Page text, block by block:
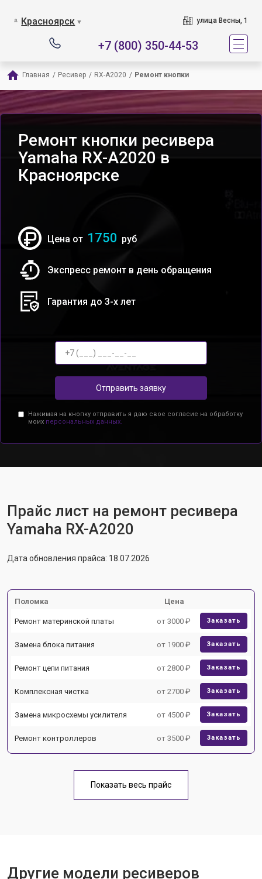
Красноярск ▼ улица Весны, 1
+7 (800) 350-44-53
Главная / Ресивер / RX-A2020 / Ремонт кнопки
Ремонт кнопки ресивера
Yamaha RX-A2020 в
Красноярске
Цена от 1750 руб
Экспресс ремонт в день обращения
Гарантия до 3-х лет
Отправить заявку
Нажимая на кнопку отправить я даю свое согласие на обработку
моих персональных данных.
Прайс лист на ремонт ресивера
Yamaha RX-A2020
Дата обновления прайса: 18.07.2026
Поломка Цена
Ремонт материнской платы от 3000 ₽ Заказать
Замена блока питания от 1900 ₽ Заказать
Ремонт цепи питания от 2800 ₽ Заказать
Комплексная чистка от 2700 ₽ Заказать
Замена микросхемы усилителя от 4500 ₽ Заказать
Ремонт контроллеров от 3500 ₽ Заказать
Показать весь прайс
Другие модели ресиверов